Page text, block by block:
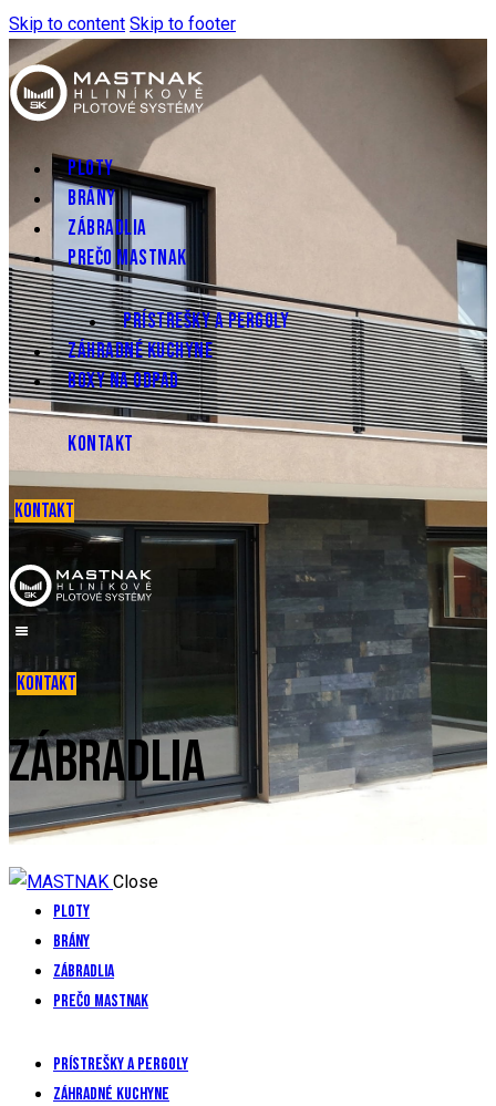
Skip to content Skip to footer
PLOTY
BRÁNY
ZÁBRADLIA
PREČO MASTNAK
PRÍSTREŠKY A PERGOLY
ZÁHRADNÉ KUCHYNE
BOXY NA ODPAD
KONTAKT
KONTAKT
KONTAKT
ZÁBRADLIA
Close
Ploty
Brány
Zábradlia
Prečo mastnak
Prístrešky a pergoly
Záhradné kuchyne